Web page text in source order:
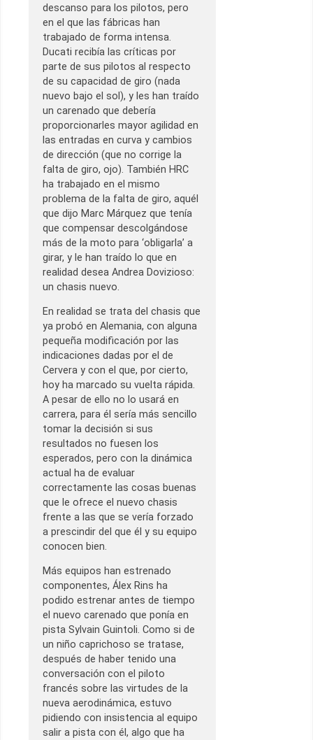
descanso para los pilotos, pero
en el que las fábricas han
trabajado de forma intensa.
Ducati recibía las críticas por
parte de sus pilotos al respecto
de su capacidad de giro (nada
nuevo bajo el sol), y les han traído
un carenado que debería
proporcionarles mayor agilidad en
las entradas en curva y cambios
de dirección (que no corrige la
falta de giro, ojo). También HRC
ha trabajado en el mismo
problema de la falta de giro, aquél
que dijo Marc Márquez que tenía
que compensar descolgándose
más de la moto para ‘obligarla’ a
girar, y le han traído lo que en
realidad desea Andrea Dovizioso:
un chasis nuevo.
En realidad se trata del chasis que
ya probó en Alemania, con alguna
pequeña modificación por las
indicaciones dadas por el de
Cervera y con el que, por cierto,
hoy ha marcado su vuelta rápida.
A pesar de ello no lo usará en
carrera, para él sería más sencillo
tomar la decisión si sus
resultados no fuesen los
esperados, pero con la dinámica
actual ha de evaluar
correctamente las cosas buenas
que le ofrece el nuevo chasis
frente a las que se vería forzado
a prescindir del que él y su equipo
conocen bien.
Más equipos han estrenado
componentes, Álex Rins ha
podido estrenar antes de tiempo
el nuevo carenado que ponía en
pista Sylvain Guintoli. Como si de
un niño caprichoso se tratase,
después de haber tenido una
conversación con el piloto
francés sobre las virtudes de la
nueva aerodinámica, estuvo
pidiendo con insistencia al equipo
salir a pista con él, algo que ha